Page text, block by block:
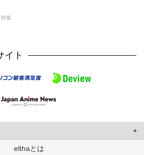
特集
イト
して、ユーザーに合わせたコンテンツや広告の
elthaとは